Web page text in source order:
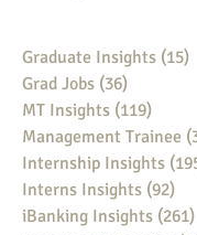
Graduate Insights (15)
Grad Jobs (36)
MT Insights (119)
Management Trainee
Internship Insights
Interns Insights (92)
iBanking Insights (261)